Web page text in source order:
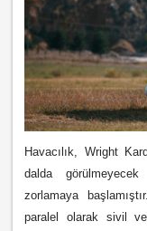
Havacılık, Wright
dalda
zorlamaya
paralel olarak sivil